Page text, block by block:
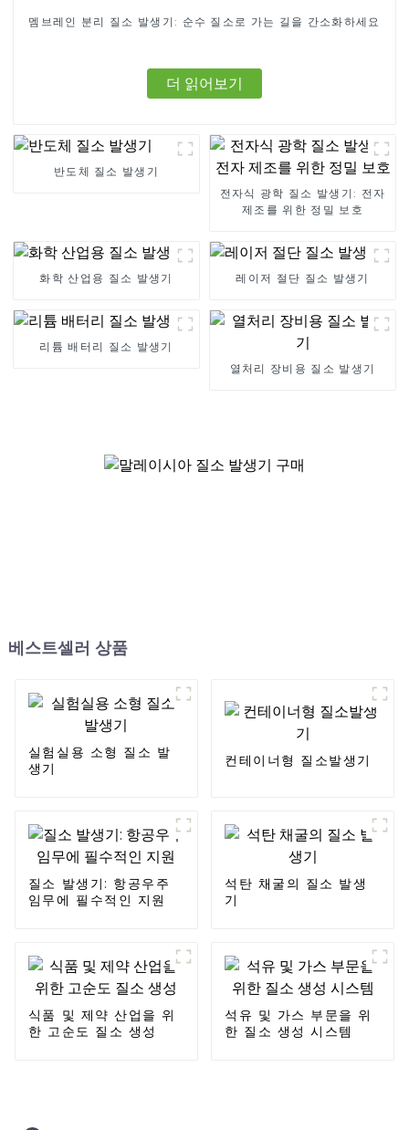
멤브레인 분리 질소 발생기: 순수 질소로 가는 길을 간소화하세요
더 읽어보기
반도체 질소 발생기
전자식 광학 질소 발생기: 전자
제조를 위한 정밀 보호
화학 산업용 질소 발생기 레이저 절단 질소 발생기
리튬 배터리 질소 발생기
열처리 장비용 질소 발생기
베스트셀러 상품
실험실용 소형 질소 발
생기
컨테이너형 질소발생기
질소 발생기: 항공우주
임무에 필수적인 지원
석탄 채굴의 질소 발생
기
식품 및 제약 산업을 위
한 고순도 질소 생성
석유 및 가스 부문을 위
한 질소 생성 시스템